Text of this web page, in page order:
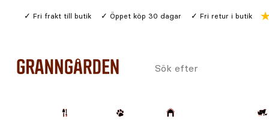
Fri frakt till butik Öppet köp 30 dagar Fri retur i butik
Sök